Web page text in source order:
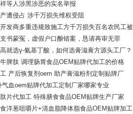
等人涉黑涉恶的实名举报
遭侵占 涉千万损失维权受阻
发商多重违规致施工方千万损失百名农民工
书蒙冤，虚假户口酿错案，恳请再审无罪
就选γ-氨基丁酸，如何选膏滋膏方源头工厂？
脾肽 调理肠胃食品OEM贴牌代加工的价格
产后恢复剂oem 助产膏滋粉剂定制贴牌厂
血oem贴牌代加工定制厂家哪家专业
片代加工 特殊膳食食品OEM贴牌生产厂家
洋葱咀嚼片+清血脂降体脂食品OEM贴牌加工